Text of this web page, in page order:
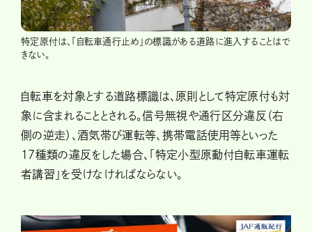
特定原付は、「自転車通行止め」の標識がある道路に進入することはで
きない。
自転車を対象とする道路標識は、原則として特定原付も対
象に含まれることとされる。信号無視や通行区分違反（右
側の逆走）、酒気帯び運転等、携帯電話使用等といった
17種類の違反をした場合、「特定小型原動付自転車運転
者講習」を受けなければならない。